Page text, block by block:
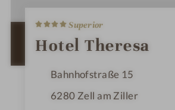
ZUR ROUTENPLANUNG
MAPS
4
S
t
e
n
e
Superior
Hotel Theresa
Bahnhofstraße 15
6280Zell am Ziller